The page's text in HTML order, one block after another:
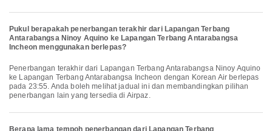
Pukul berapakah penerbangan terakhir dari Lapangan Terbang
Antarabangsa Ninoy Aquino ke Lapangan Terbang Antarabangsa
Incheon menggunakan berlepas?
Penerbangan terakhir dari Lapangan Terbang Antarabangsa Ninoy Aquino
ke Lapangan Terbang Antarabangsa Incheon dengan Korean Air berlepas
pada 23:55. Anda boleh melihat jadual ini dan membandingkan pilihan
penerbangan lain yang tersedia di Airpaz.
Berapa lama tempoh penerbangan dari Lapangan Terbang